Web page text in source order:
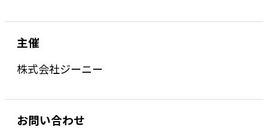
主催
株式会社ジーニー
お問い合わせ